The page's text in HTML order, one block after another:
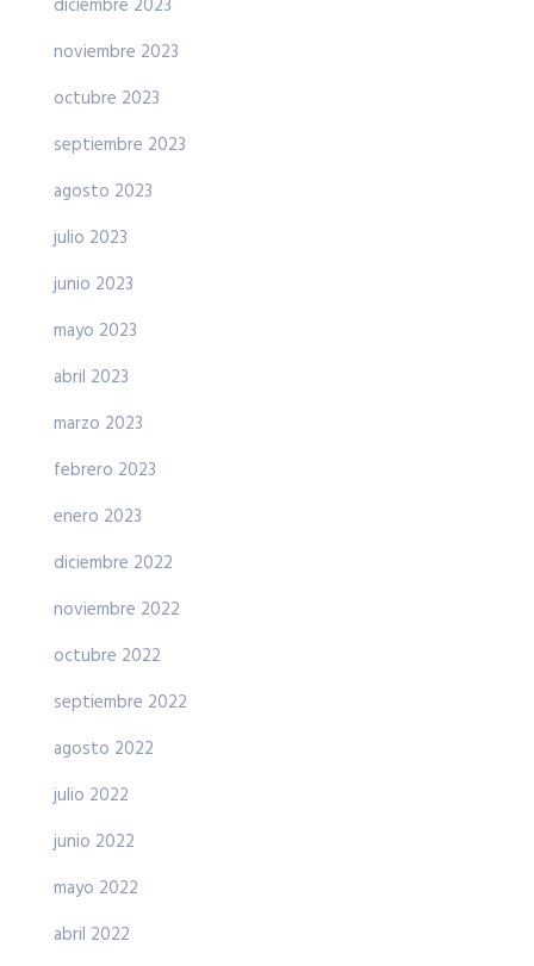
diciembre 2023
noviembre 2023
octubre 2023
septiembre 2023
agosto 2023
julio 2023
junio 2023
mayo 2023
abril 2023
marzo 2023
febrero 2023
enero 2023
diciembre 2022
noviembre 2022
octubre 2022
septiembre 2022
agosto 2022
julio 2022
junio 2022
mayo 2022
abril 2022